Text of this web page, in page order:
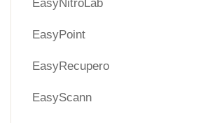
EasyNitroLab
EasyPoint
EasyRecupero
EasyScann